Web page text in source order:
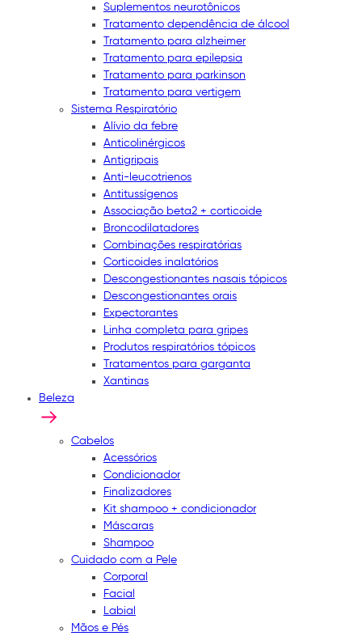
Suplementos neurotônicos
Tratamento dependência de álcool
Tratamento para alzheimer
Tratamento para epilepsia
Tratamento para parkinson
Tratamento para vertigem
Sistema Respiratório
Alívio da febre
Anticolinérgicos
Antigripais
Anti-leucotrienos
Antitussígenos
Associação beta2 + corticoide
Broncodilatadores
Combinações respiratórias
Corticoides inalatórios
Descongestionantes nasais tópicos
Descongestionantes orais
Expectorantes
Linha completa para gripes
Produtos respiratórios tópicos
Tratamentos para garganta
Xantinas
Beleza
Cabelos
Acessórios
Condicionador
Finalizadores
Kit shampoo + condicionador
Máscaras
Shampoo
Cuidado com a Pele
Corporal
Facial
Labial
Mãos e Pés